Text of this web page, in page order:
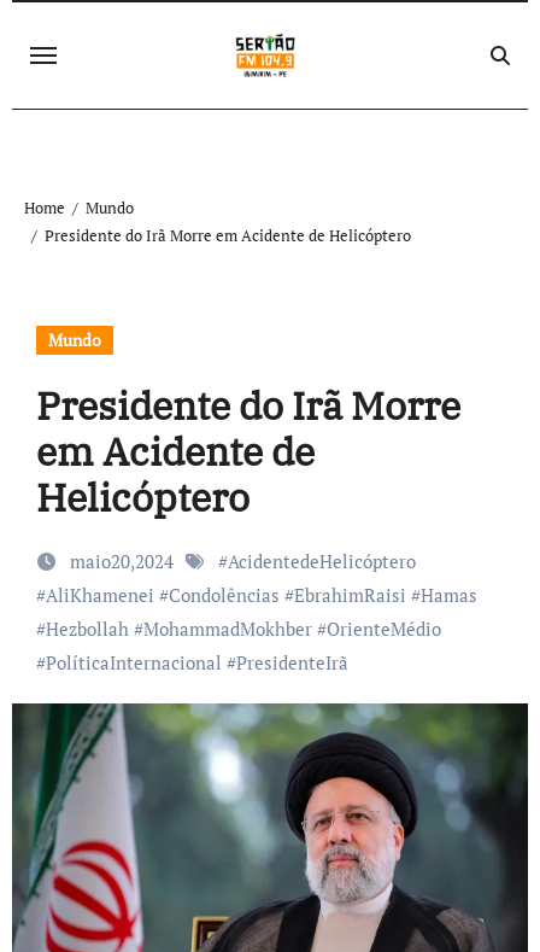
Home
Mundo
Presidente do Irã Morre em Acidente de Helicóptero
Mundo
Presidente do Irã Morre
em Acidente de
Helicóptero
maio20,2024 #AcidentedeHelicóptero
#AliKhamenei #Condolências #EbrahimRaisi #Hamas
#Hezbollah #MohammadMokhber#OrienteMédio
#PolíticaInternacional #PresidenteIrã